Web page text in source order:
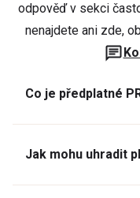
odpověď v sekci
nenajdete ani zde,
Co je předplatné
Jak mohu uhradit